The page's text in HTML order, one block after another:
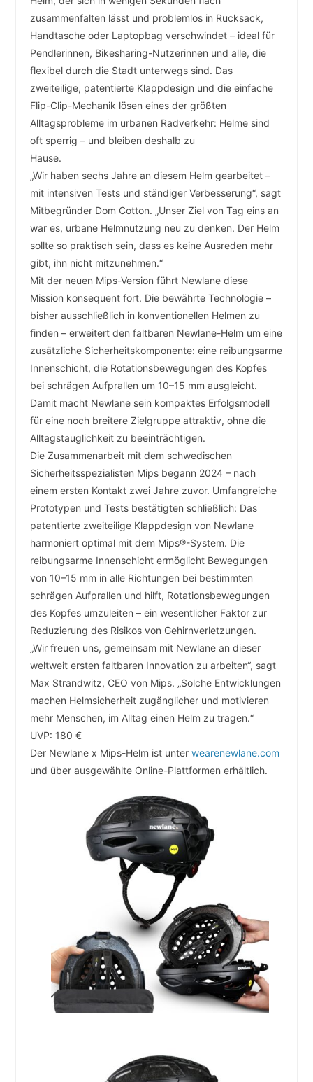
zusammenfalten lässt und problemlos in Rucksack,
Handtasche oder Laptopbag verschwindet – ideal für
Pendlerinnen, Bikesharing-Nutzerinnen und alle, die
flexibel durch die Stadt unterwegs sind. Das
zweiteilige, patentierte Klappdesign und die einfache
Flip-Clip-Mechanik lösen eines der größten
Alltagsprobleme im urbanen Radverkehr: Helme sind
oft sperrig – und bleiben deshalb zu
Hause.
„Wir haben sechs Jahre an diesem Helm gearbeitet –
mit intensiven Tests und ständiger Verbesserung“, sagt
Mitbegründer Dom Cotton. „Unser Ziel von Tag eins an
war es, urbane Helmnutzung neu zu denken. Der Helm
sollte so praktisch sein, dass es keine Ausreden mehr
gibt, ihn nicht mitzunehmen.“
Mit der neuen Mips-Version führt Newlane diese
Mission konsequent fort. Die bewährte Technologie –
bisher ausschließlich in konventionellen Helmen zu
finden – erweitert den faltbaren Newlane-Helm um eine
zusätzliche Sicherheitskomponente: eine reibungsarme
Innenschicht, die Rotationsbewegungen des Kopfes
bei schrägen Aufprallen um 10–15 mm ausgleicht.
Damit macht Newlane sein kompaktes Erfolgsmodell
für eine noch breitere Zielgruppe attraktiv, ohne die
Alltagstauglichkeit zu beeinträchtigen.
Die Zusammenarbeit mit dem schwedischen
Sicherheitsspezialisten Mips begann 2024 – nach
einem ersten Kontakt zwei Jahre zuvor. Umfangreiche
Prototypen und Tests bestätigten schließlich: Das
patentierte zweiteilige Klappdesign von Newlane
harmoniert optimal mit dem Mips®-System. Die
reibungsarme Innenschicht ermöglicht Bewegungen
von 10–15 mm in alle Richtungen bei bestimmten
schrägen Aufprallen und hilft, Rotationsbewegungen
des Kopfes umzuleiten – ein wesentlicher Faktor zur
Reduzierung des Risikos von Gehirnverletzungen.
„Wir freuen uns, gemeinsam mit Newlane an dieser
weltweit ersten faltbaren Innovation zu arbeiten“, sagt
Max Strandwitz, CEO von Mips. „Solche Entwicklungen
machen Helmsicherheit zugänglicher und motivieren
mehr Menschen, im Alltag einen Helm zu tragen.“
UVP: 180 €
Der Newlane x Mips-Helm ist unter wearenewlane.com
und über ausgewählte Online-Plattformen erhältlich.